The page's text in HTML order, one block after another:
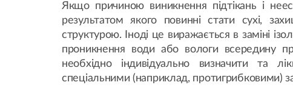
Якщо причиною виникнення підтікань і
результатом якого повинні стати сухі,
структурою. Іноді це виражається в заміні
проникнення води або вологи всередину
необхідно індивідуально визначити та
спеціальними (наприклад, протигрибковими)